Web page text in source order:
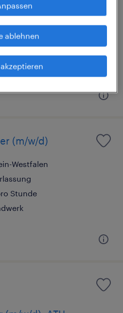
Westfalen
Stunde
(m/w/d)
Westfalen
Stunde
ablehnen